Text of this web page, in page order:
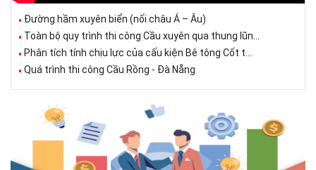
Đường hầm xuyên biển (nối châu Á – Âu)
Toàn bộ quy trình thi công Cầu xuyên qua thung lũn...
Phân tích tính chịu lực của cấu kiện Bê tông Cốt t...
Quá trình thi công Cầu Rồng - Đà Nẵng